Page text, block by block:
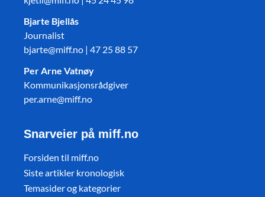
Bjarte Bjellås
Journalist
bjarte@miff.no | 47 25 88 57
Per Arne Vatnøy
Kommunikasjonsrådgiver
per.arne@miff.no
Snarveier på miff.no
Forsiden til miff.no
Siste artikler kronologisk
Temasider og kategorier